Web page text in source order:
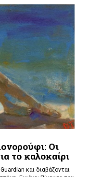
Οι
το καλοκαίρι
και διαβάζονται